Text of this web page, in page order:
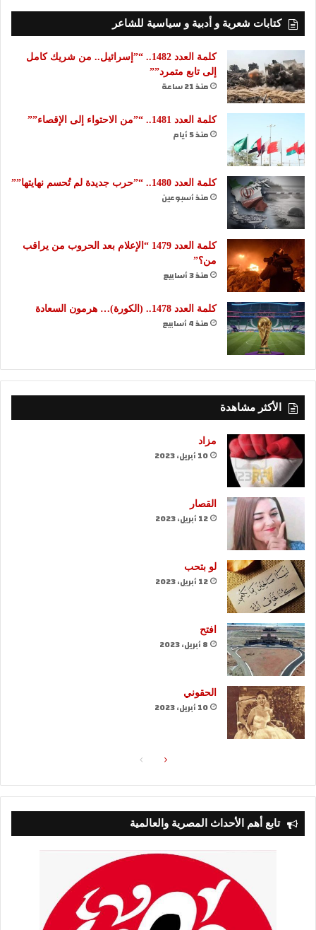
كتابات شعرية و أدبية و سياسية للشاعر
كلمة العدد 1482.. “”إسرائيل.. من شريك كامل
إلى تابع متمرد””
منذ 21 ساعة
كلمة العدد 1481.. “”من الاحتواء إلى الإقصاء””
منذ 5 أيام
كلمة العدد 1480.. “”حرب جديدة لم تُحسم نهايتها””
منذ أسبوعين
كلمة العدد 1479 “الإعلام بعد الحروب من يراقب
من؟”
منذ 3 أسابيع
كلمة العدد 1478.. (الكورة)… هرمون السعادة
منذ 4 أسابيع
الأكثر مشاهدة
مزاد
10 أبريل، 2023
القصار
12 أبريل، 2023
لو بتحب
12 أبريل، 2023
افتح
8 أبريل، 2023
الحقوني
10 أبريل، 2023
الصفحةالصفحة
تابع أهم الأحداث المصرية والعالمية